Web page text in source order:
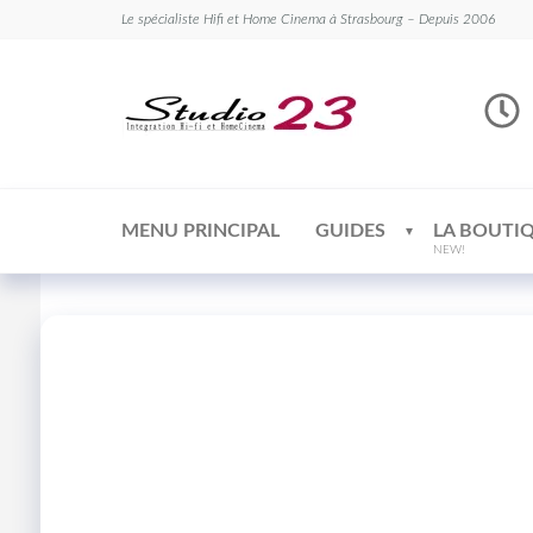
Le spécialiste Hifi et Home Cinema à Strasbourg – Depuis 2006
MENU PRINCIPAL GUIDES LA
NEW!